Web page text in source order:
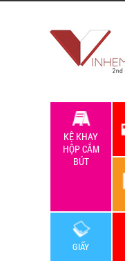
KỆ KHAY
HỘP CẮM
BÚT
GIẤY